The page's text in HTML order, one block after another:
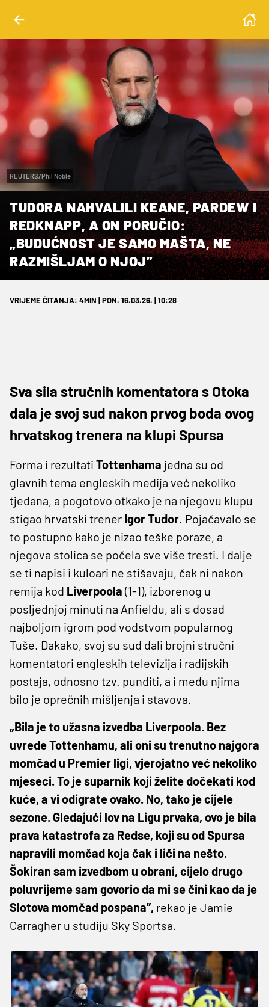
REUTERS/Phil Noble
TUDORA NAHVALILI KEANE, PARDEW I
REDKNAPP, A ON PORUČIO:
„BUDUĆNOST JE SAMO MAŠTA, NE
RAZMIŠLJAM O NJOJ”
VRIJEME ČITANJA: 4MIN | PON. 16.03.26. | 10:28
Sva sila stručnih komentatora s Otoka
dala je svoj sud nakon prvog boda ovog
hrvatskog trenera na klupi Spursa
Forma i rezultati Tottenhama jedna su od
glavnih tema engleskih medija već nekoliko
tjedana, a pogotovo otkako je na njegovu klupu
stigao hrvatski trener Igor Tudor. Pojačavalo se
to postupno kako je nizao teške poraze, a
njegova stolica se počela sve više tresti. I dalje
se ti napisi i kuloari ne stišavaju, čak ni nakon
remija kod Liverpoola (1-1), izborenog u
posljednjoj minuti na Anfieldu, ali s dosad
najboljom igrom pod vodstvom popularnog
Tuše. Dakako, svoj su sud dali brojni stručni
komentatori engleskih televizija i radijskih
postaja, odnosno tzv. punditi, a i među njima
bilo je oprečnih mišljenja i stavova.
„Bila je to užasna izvedba Liverpoola. Bez
uvrede Tottenhamu, ali oni su trenutno najgora
momčad u Premier ligi, vjerojatno već nekoliko
mjeseci. To je suparnik koji želite dočekati kod
kuće, a vi odigrate ovako. No, tako je cijele
sezone. Gledajući lov na Ligu prvaka, ovo je bila
prava katastrofa za Redse, koji su od Spursa
napravili momčad koja čak i liči na nešto.
Šokiran sam izvedbom u obrani, cijelo drugo
poluvrijeme sam govorio da mi se čini kao da je
Slotova momčad pospana”, rekao je Jamie
Carragher u studiju Sky Sportsa.